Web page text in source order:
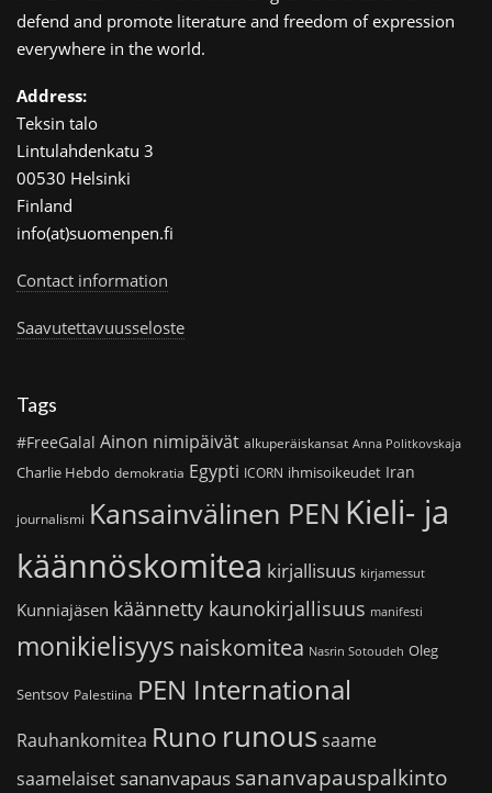
defend and promote literature and freedom of expression
everywhere in the world.
Address:
Teksin talo
Lintulahdenkatu 3
00530 Helsinki
Finland
info(at)suomenpen.fi
Contact information
Saavutettavuusseloste
Tags
#FreeGalal Ainon nimipäivät alkuperäiskansat Anna Politkovskaja
Charlie Hebdo demokratia Egypti ICORN ihmisoikeudet Iran
journalismi Kansainvälinen PEN Kieli- ja
käännöskomitea kirjallisuus kirjamessut
Kunniajäsen käännetty kaunokirjallisuus manifesti
monikielisyys naiskomitea Nasrin Sotoudeh Oleg
Sentsov Palestiina PEN International
Rauhankomitea Runo runoussaame
saamelaiset sananvapaus sananvapauspalkinto